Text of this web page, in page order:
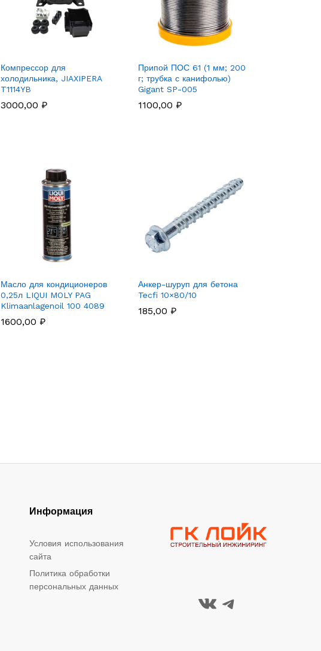
Компрессор для
холодильника, JIAXIPERA
T1114YB
3000,00 ₽
Припой ПОС 61 (1 мм; 200
г; трубка с канифолью)
Gigant SP-005
1100,00 ₽
Масло для кондиционеров
0,25л LIQUI MOLY PAG
Klimaanlagenoil 100 4089
1600,00 ₽
Анкер-шуруп для бетона
Tecfi 10×80/10
185,00 ₽
Информация
Условия использования
сайта
Политика обработки
персональных данных